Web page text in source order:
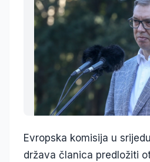
Evropska komisija u
država članica predložiti